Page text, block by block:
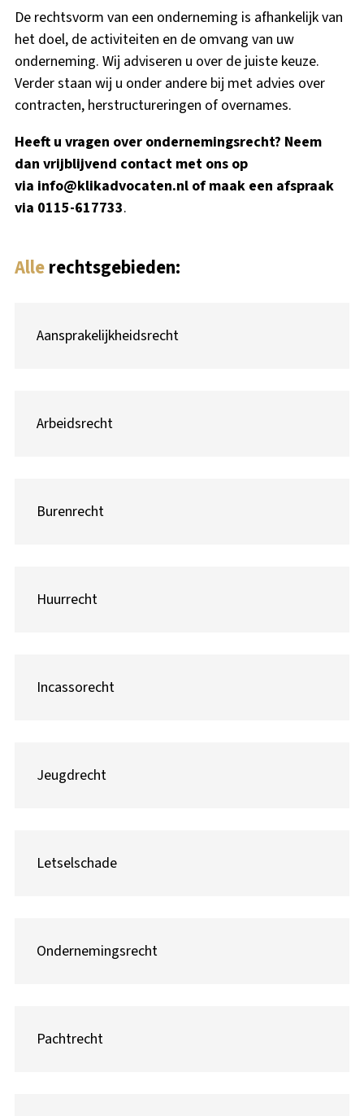
De rechtsvorm van een onderneming is afhankelijk van
het doel, de activiteiten en de omvang van uw
onderneming. Wij adviseren u over de juiste keuze.
Verder staan wij u onder andere bij met advies over
contracten, herstructureringen of overnames.
Heeft u vragen over ondernemingsrecht? Neem
dan vrijblijvend contact met ons op
via info@klikadvocaten.nl of maak een afspraak
via 0115-617733.
Allerechtsgebieden:
Aansprakelijkheidsrecht
Arbeidsrecht
Burenrecht
Huurrecht
Incassorecht
Jeugdrecht
Letselschade
Ondernemingsrecht
Pachtrecht